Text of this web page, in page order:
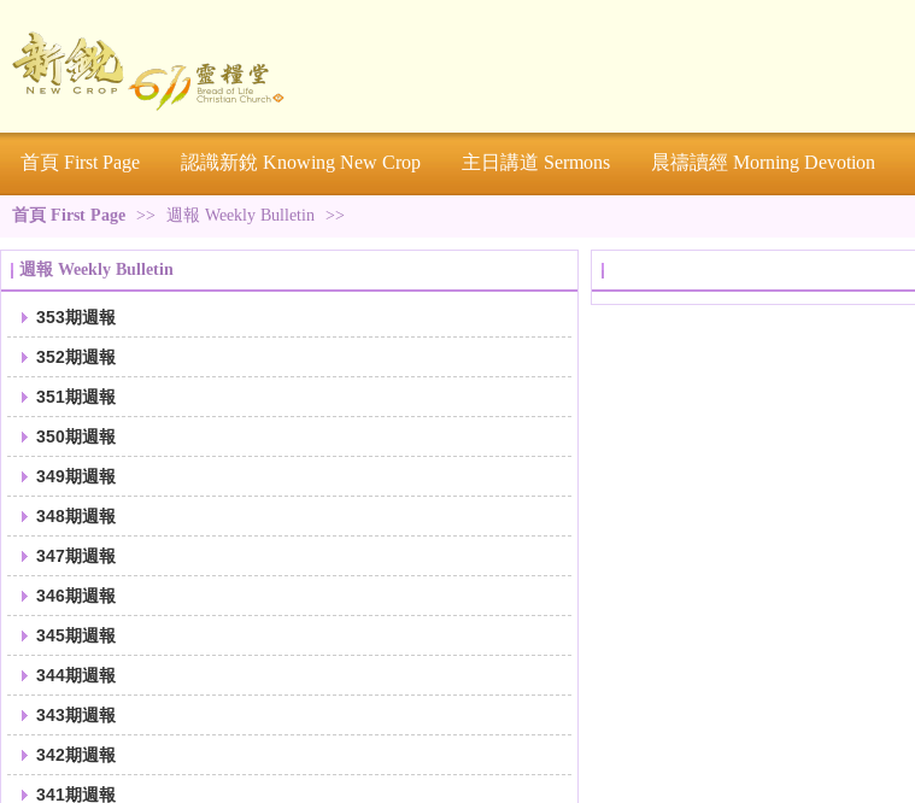
首頁 First Page 認識新銳 Knowing New Crop 主日講道 Sermons 晨禱讀經 Morning Devotion
首頁 First Page >> 週報 Weekly Bulletin >>
週報 Weekly Bulletin
353期週報
352期週報
351期週報
350期週報
349期週報
348期週報
347期週報
346期週報
345期週報
344期週報
343期週報
342期週報
341期週報